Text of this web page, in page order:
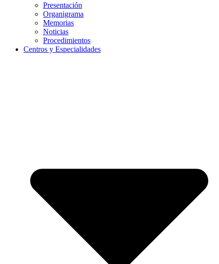
Presentación
Organigrama
Memorias
Noticias
Procedimientos
Centros y Especialidades